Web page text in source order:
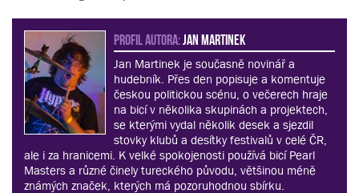
PROFIL AUTORA: Jan Martinek
Jan Martinek je současně novinář a
hudebník. Přes den popisuje a komentuje
českou politickou scénu, o večerech hraje
na bicí v několika skupinách a projektech,
se kterými vydal několik desek a sjezdil
stovky klubů a desítky festivalů v celé ČR,
ale i za hranicemi. K velké spokojenosti používá bicí Pearl
Masters a různé činely tureckého původu, většinou méně
známých značek, kterých má pozoruhodnou sbírku.